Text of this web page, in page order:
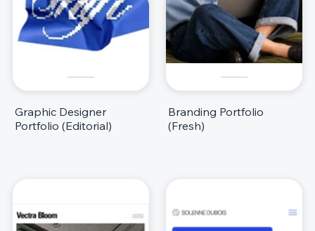
Graphic Designer
Portfolio (Editorial)
Branding Portfolio
(Fresh)